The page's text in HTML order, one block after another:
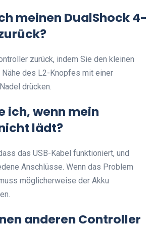
meinen DualShock 4-
zurück, indem Sie den kleinen
des L2-Knopfes mit einer
drücken.
ich, wenn mein
lädt?
das USB-Kabel funktioniert, und
Anschlüsse. Wenn das Problem
möglicherweise der Akku
anderen Controller